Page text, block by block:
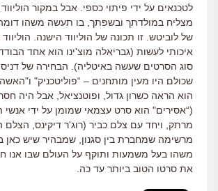
לטכנאים על ידי פיתוי כספי. אבל במקור
מצליח במולדתך ובשפתך, בו תעשה משהו
של לוביטש. זו תכונה של הוליווד הישנה.
איכותי לעשות (גבריאלה מוצ'ינו הוא אחד
סוג הסרטים שעשה באיטליה). הבחירה של דניס
שכולם היו מעין מותחנים – “פוליטכניק"
הוא הראה כשרון גדול, ופוטנציאל, אבל היה
(“אסירים" הוא סרט עצמאי שמומן על ידי אנשי
מרתק, ויחד עם צלם כביר (רוג'ר דיקינס,
מרשימה שמחברת בין סגנון, שמבהיר שיש כאן
משהו בעל משמעות ותוקף על העולם שבו אנו
את סרטו הטוב ביותר עד כה.